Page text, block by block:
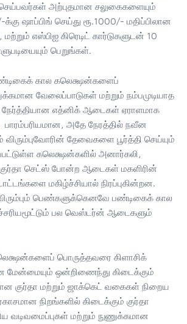
அற்புதமான சலுகைகளையும்
ஷாப்பிங் செய்து ரூ.1000/- மதிப்பிலான
எஸ்பிஐ கிரெடிட் கார்டுகளுடன் 10
பெறுங்கள்.
கால கலெக்ஷன்களைப்
வேலைப்பாடுகள் மற்றும் நம்பமுடியாத
நேர்த்தியான எத்னிக் ஆடைகள் ஏராளமாக
அதே நேரத்தில் நவீன
விரும்புவோரின் தேவைகளை பூர்த்தி செய்யும்
கலெக்ஷன்களில் அனார்கலி,
குர்தா செட்ஸ் போன்ற ஆடைகள் மகளிரின்
மகிழ்ச்சியால் நிரப்புகின்றன.
பெண்களுக்கெனவே பண்டிகைக் கால
பல வெஸ்டர்ன் ஆடைகளும்
பொருத்தவரை கிளாசிக்
மேன்மையும் ஒன்றிணைந்து கிடைக்கும்
குர்தா மற்றும் ஜாக்கெட் வகைகள் நிறைய
நிறங்களில் கிடைக்கும் குர்தா
வடிவமைப்புகள் மற்றும் நுணுக்கமான